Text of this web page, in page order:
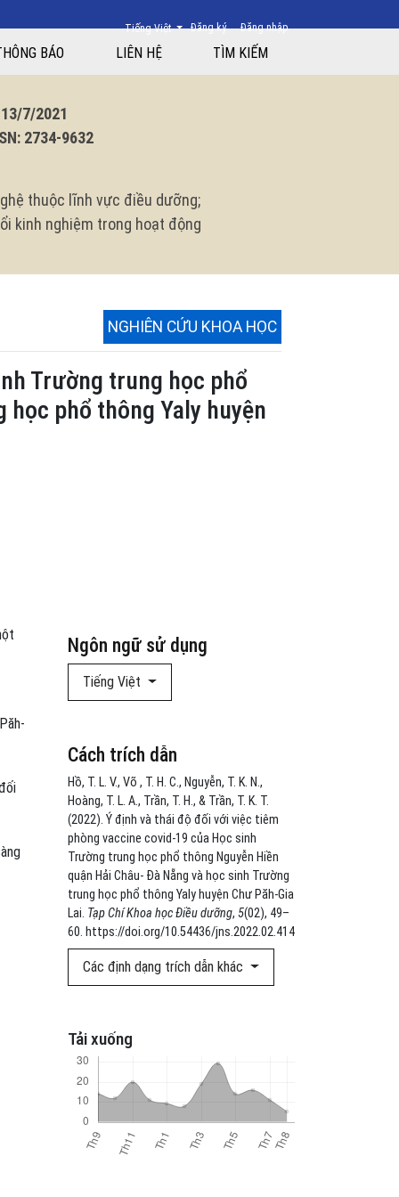
Đà Nẵng và học sinh Trường trung học phổ thông Yaly huyện Chư
Đăng ký Đăng nhập
Thay đổi ngôn ngữ. Ngôn ngữ hiện tại là:
Tiếng Việt
BÁO LIÊN HỆ TÌM KIẾM
7/2021
2734-9632
thuộc lĩnh vực điều dưỡng;
kinh nghiệm trong hoạt động
NGHIÊN CỨU KHOA HỌC
Trường trung học phổ
học phổ thông Yaly huyện
Ngôn ngữ sử dụng
Tiếng Việt
Cách trích dẫn
Hồ, T. L. V., Võ , T. H. C., Nguyễn, T. K. N.,
Hoàng, T. L. A., Trần, T. H., & Trần, T. K. T.
(2022). Ý định và thái độ đối với việc tiêm
phòng vaccine covid-19 của Học sinh
Trường trung học phổ thông Nguyễn Hiền
quận Hải Châu- Đà Nẵng và học sinh Trường
trung học phổ thông Yaly huyện Chư Păh-Gia
Lai. Tạp Chí Khoa học Điều dưỡng, 5(02), 49–
60. https://doi.org/10.54436/jns.2022.02.414
Các định dạng trích dẫn khác
Tải xuống